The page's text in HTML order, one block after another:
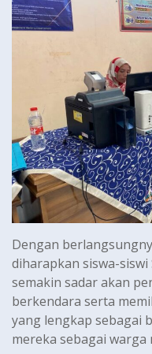
Dengan
diharapkan siswa-
semakin sadar akan
berkendara serta
yang lengkap sebagai
mereka sebagai warga